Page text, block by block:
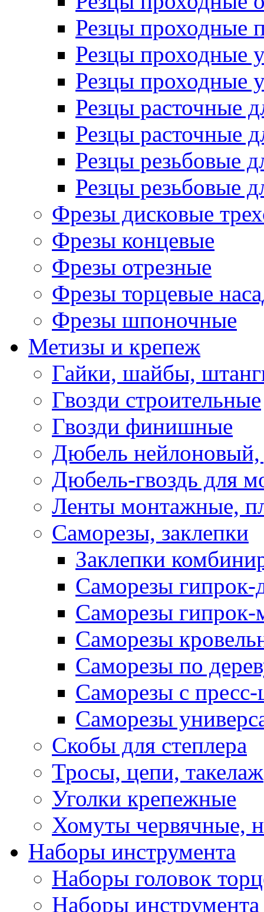
Резцы проходные
Резцы проходные
Резцы проходные
Резцы расточные
Резцы расточные
Резцы резьбовые
Резцы резьбовые
Фрезы дисковые
Фрезы концевые
Фрезы отрезные
Фрезы торцевые
Фрезы шпоночные
Метизы и крепеж
Гайки, шайбы,
Гвозди строительные
Гвозди финишные
Дюбель нейлоновый,
Дюбель-гвоздь для
Ленты монтажные,
Саморезы, заклепки
Заклепки
Саморезы гипрок-
Саморезы гипрок-
Саморезы
Саморезы по
Саморезы с
Саморезы
Скобы для степлера
Тросы, цепи, такелаж
Уголки крепежные
Хомуты червячные,
Наборы инструмента
Наборы головок
Наборы инструмента